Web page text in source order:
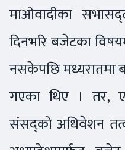
माओवादीका
दिनभरि बजेटका
नसकेपछि मध्यरातमा
गएका थिए । तर,
संसद्को अधिवेशन